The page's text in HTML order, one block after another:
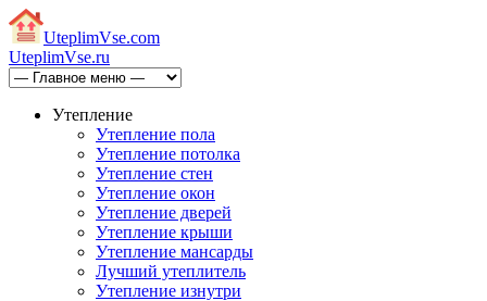
UteplimVse.com
UteplimVse.ru
Утепление
Утепление пола
Утепление потолка
Утепление стен
Утепление окон
Утепление дверей
Утепление крыши
Утепление мансарды
Лучший утеплитель
Утепление изнутри